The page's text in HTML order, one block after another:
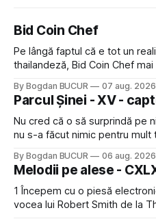
Bid Coin Chef
Pe lângă faptul că e tot un
thailandeză, Bid Coin Chef
lăsat rece la prima vedere,
îndrăgostesc de el.
By Bogdan BUCUR 07 aug. 2026
Parcul Șinei - XV -
Nu cred că o să surprindă pe
nu s-a făcut nimic pentru mult
timp pui și latră prin gard la
avut, în schimb, o belea
By Bogdan BUCUR 06 aug. 2026
Melodii pe alese -
1 Începem cu o piesă
vocea lui Robert Smith de la